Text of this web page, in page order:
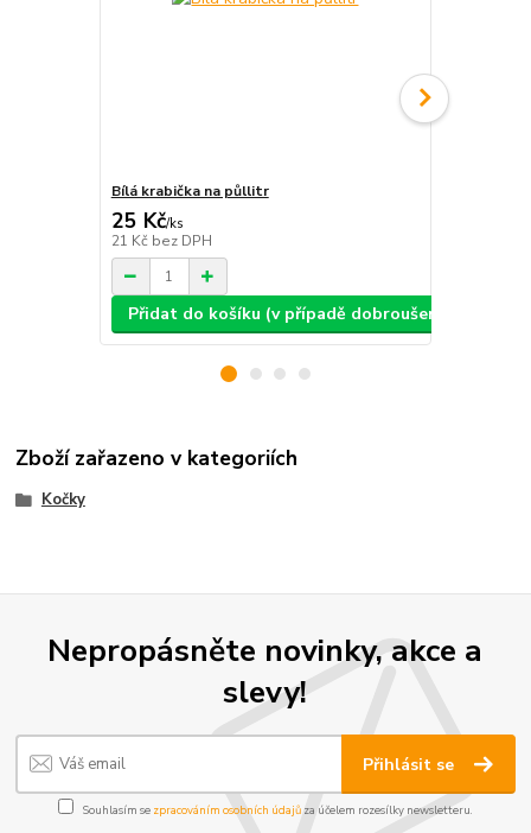
Bílá krabička na půllitr
25 Kč/ks
21 Kč bez DPH
Přidat do košíku (v případě dobroušení: text,
Zboží zařazeno v kategoriích
Kočky
Nepropásněte novinky, akce a
slevy!
Přihlásit se
Souhlasím se zpracováním osobních údajů za účelem rozesílky newsletteru.